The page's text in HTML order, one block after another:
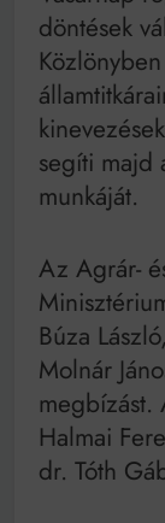
Mindenki a
as években
Bitumenes
működik, ha jól
döntések
segíti majd
munkáját.
Az Agrár-
Búza
Molnár
megbízást.
Halmai
dr. Tóth